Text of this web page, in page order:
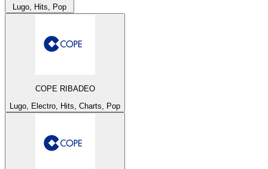
Lugo, Hits, Pop
COPE RIBADEO
Lugo, Electro, Hits, Charts, Pop